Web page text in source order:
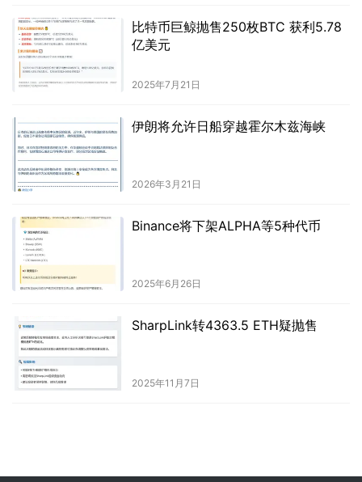
比特币巨鲸抛售250枚BTC 获利5.78
亿美元
2025年7月21日
伊朗将允许日船穿越霍尔木兹海峡
2026年3月21日
Binance将下架ALPHA等5种代币
2025年6月26日
SharpLink转4363.5 ETH疑抛售
2025年11月7日